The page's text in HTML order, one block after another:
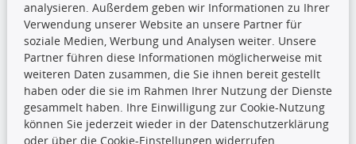
dürfen nicht kopiert werden. Es ist zu
unterlassen, die Daten oder die gesamte Datenbank ohne
vorherige Zustimmung TecDocs zu vervielfältigen, zu
verbreiten und/oder diese Handlungen durch Dritte ausführen
zu lassen. Ein Zuwiderhandeln stellt eine
Urheberrechtsverletzung dar und wird verfolgt.
Ronny’s Newsletter
analysieren. Außerdem geben wir Informationen zu Ihrer
Verwendung unserer Website an unsere Partner für
soziale Medien, Werbung und Analysen weiter. Unsere
Partner führen diese Informationen möglicherweise mit
weiteren Daten zusammen, die Sie ihnen bereit gestellt
haben oder die sie im Rahmen Ihrer Nutzung der Dienste
gesammelt haben. Ihre Einwilligung zur Cookie-Nutzung
können Sie jederzeit wieder in der Datenschutzerklärung
oder über die Cookie-Einstellungen widerrufen.